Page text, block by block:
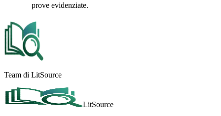
prove evidenziate.
Team di LitSource
LitSource